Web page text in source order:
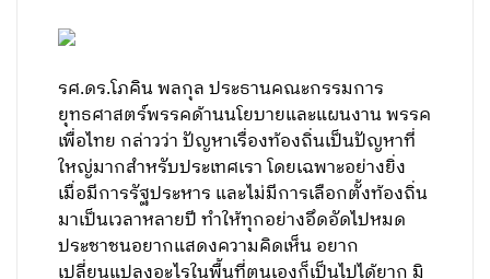
รศ.ดร.โภคิน พลกุล ประธานคณะกรรมการ
ยุทธศาสตร์พรรคด้านนโยบายและแผนงาน พรรค
เพื่อไทย กล่าวว่า ปัญหาเรื่องท้องถิ่นเป็นปัญหาที่
ใหญ่มากสำหรับประเทศเรา โดยเฉพาะอย่างยิ่ง
เมื่อมีการรัฐประหาร และไม่มีการเลือกตั้งท้องถิ่น
มาเป็นเวลาหลายปี ทำให้ทุกอย่างอึดอัดไปหมด
ประชาชนอยากแสดงความคิดเห็น อยาก
เปลี่ยนแปลงอะไรในพื้นที่ตนเองก็เป็นไปได้ยาก มิ